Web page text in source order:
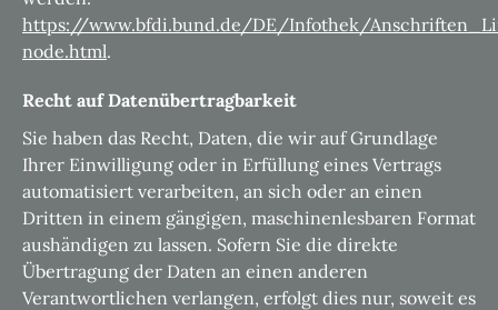
https://www.bfdi.bund.de/DE/Infothek/
node.html.
Recht auf Datenübertragbarkeit
Sie haben das Recht, Daten, die wir auf Grundlage
Ihrer Einwilligung oder in Erfüllung eines Vertrags
automatisiert verarbeiten, an sich oder an einen
Dritten in einem gängigen, maschinenlesbaren Format
aushändigen zu lassen. Sofern Sie die direkte
Übertragung der Daten an einen anderen
Verantwortlichen verlangen, erfolgt dies nur, soweit es